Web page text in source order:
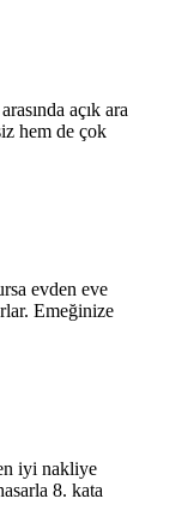
açık ara
hem de çok
evden eve
Emeğinize
iyi nakliye
8. kata